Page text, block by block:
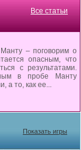
Все статьи
– поговорим о
опасным, что
с результатами.
в пробе Манту
а то, как ее...
Показать игры